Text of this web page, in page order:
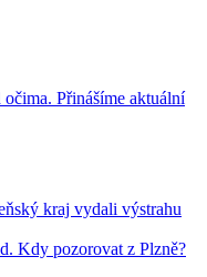
Přinášíme aktuální
kraj vydali výstrahu
Kdy pozorovat z Plzně?